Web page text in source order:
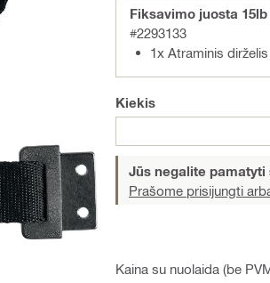
Fiksavimo juosta 15lb
#2293133
1x Atraminis
Kiekis
Jūs negalite pamatyti
Prašome prisijungti
Kaina su nuolaida (be